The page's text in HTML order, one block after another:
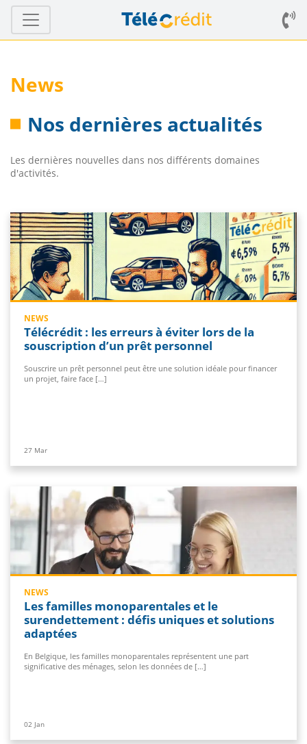
News
Nos dernières actualités
Les dernières nouvelles dans nos différents domaines
d'activités.
NEWS
Télécrédit : les erreurs à éviter lors de la
souscription d’un prêt personnel
Souscrire un prêt personnel peut être une solution idéale pour financer
un projet, faire face […]
27 Mar
NEWS
Les familles monoparentales et le
surendettement : défis uniques et solutions
adaptées
En Belgique, les familles monoparentales représentent une part
significative des ménages, selon les données de […]
02 Jan